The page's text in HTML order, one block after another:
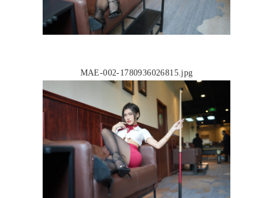
MAE-002-1780936026815.jpg